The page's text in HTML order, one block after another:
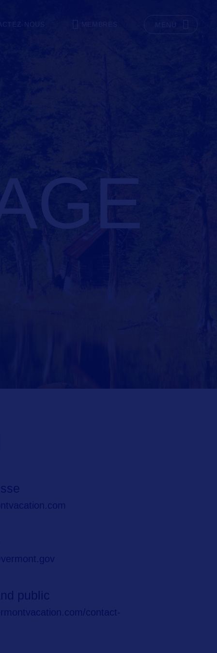
NOUS MEMBRES MENU
public
contact-